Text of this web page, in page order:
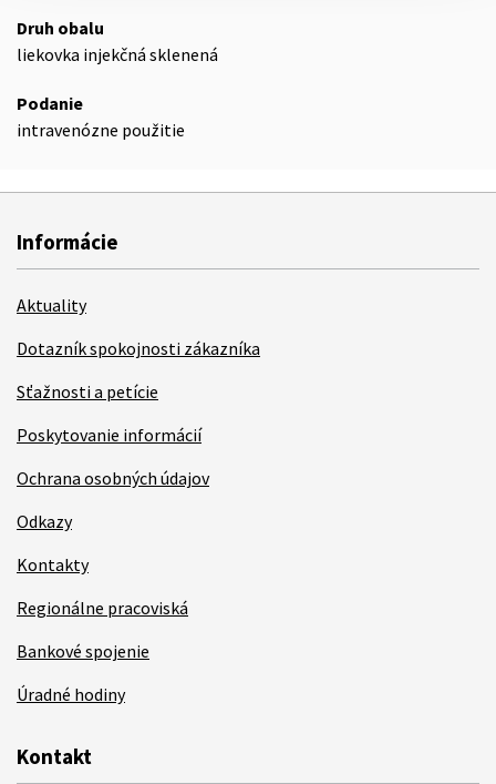
Druh obalu
liekovka injekčná sklenená
Podanie
intravenózne použitie
Informácie
Aktuality
Dotazník spokojnosti zákazníka
Sťažnosti a petície
Poskytovanie informácií
Ochrana osobných údajov
Odkazy
Kontakty
Regionálne pracoviská
Bankové spojenie
Úradné hodiny
Kontakt